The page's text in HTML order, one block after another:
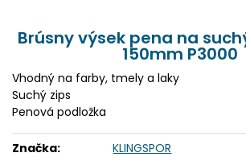
Brúsny výsek pena na
150mm P3000
Vhodný na farby, tmely a laky
Suchý zips
Penová podložka
Značka:
KLINGSPOR